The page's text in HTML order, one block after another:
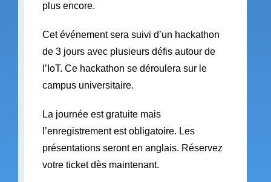
plus encore.
Cet événement sera suivi d’un hackathon
de 3 jours avec plusieurs défis autour de
l’IoT. Ce hackathon se déroulera sur le
campus universitaire.
La journée est gratuite mais
l’enregistrement est obligatoire. Les
présentations seront en anglais. Réservez
votre ticket dès maintenant.